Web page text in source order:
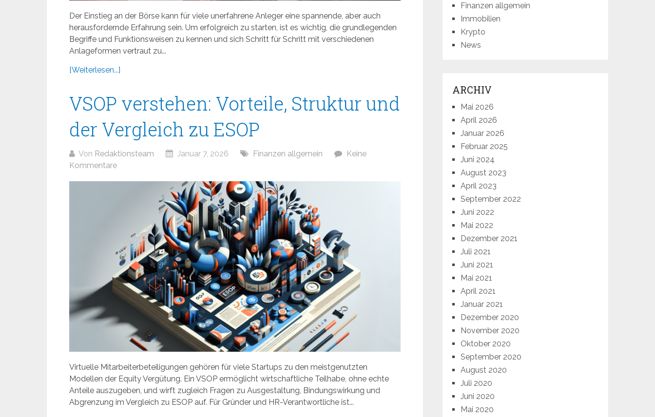
Der Einstieg an der Börse kann für viele unerfahrene Anleger eine spannende, aber auch
herausfordernde Erfahrung sein. Um erfolgreich zu starten, ist es wichtig, die grundlegenden
Begriffe und Funktionsweisen zu kennen und sich Schritt für Schritt mit verschiedenen
Anlageformen vertraut zu...
[Weiterlesen...]
VSOP verstehen: Vorteile, Struktur und
der Vergleich zu ESOP
Von Redaktionsteam Januar 7, 2026 Finanzen allgemein
Keine
Kommentare
Virtuelle Mitarbeiterbeteiligungen gehören für viele Startups zu den meistgenutzten
Modellen der Equity Vergütung. Ein VSOP ermöglicht wirtschaftliche Teilhabe, ohne echte
Anteile auszugeben, und wirft zugleich Fragen zu Ausgestaltung, Bindungswirkung und
Abgrenzung im Vergleich zu ESOP auf. Für Gründer und HR-Verantwortliche ist...
Finanzen allgemein
Immobilien
Krypto
News
ARCHIV
Mai 2026
April 2026
Januar 2026
Februar 2025
Juni 2024
August 2023
April 2023
September 2022
Juni 2022
Mai 2022
Dezember 2021
Juli 2021
Juni 2021
Mai 2021
April 2021
Januar 2021
Dezember 2020
November 2020
Oktober 2020
September 2020
August 2020
Juli 2020
Juni 2020
Mai 2020